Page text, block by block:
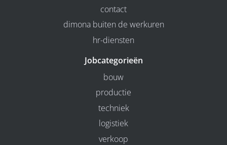
contact
dimona buiten de werkuren
hr-diensten
Jobcategorieën
bouw
productie
techniek
logistiek
verkoop